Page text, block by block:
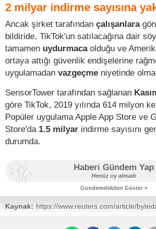
2 milyar indirme sayısına
Ancak şirket tarafından çalışanlara
bildiride, TikTok'un satılacağına dair
tamamen uydurmacaolduğu ve
ortaya attığı güvenlik endişelerine
uygulamadan vazgeçme niyetinde
SensorTower tarafından sağlanan
göre TikTok, 2019 yılında 614 milyon
Popüler uygulama Apple App Store ve
Store'da 1.5 milyar indirme sayısını
durumda.
Haberi Gündem Yap
Henüz oy almadı
Gündemdekileri Göster >
Kaynak: https://www.reuters.com/article/
tiktok/bytedance-has-no-sale-plans-